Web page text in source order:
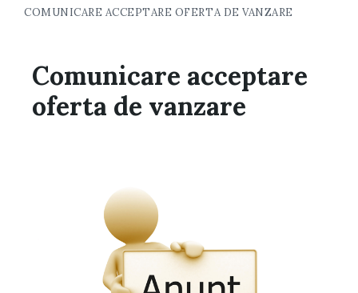
COMUNICARE ACCEPTARE OFERTA DE VANZARE
Comunicare acceptare
oferta de vanzare